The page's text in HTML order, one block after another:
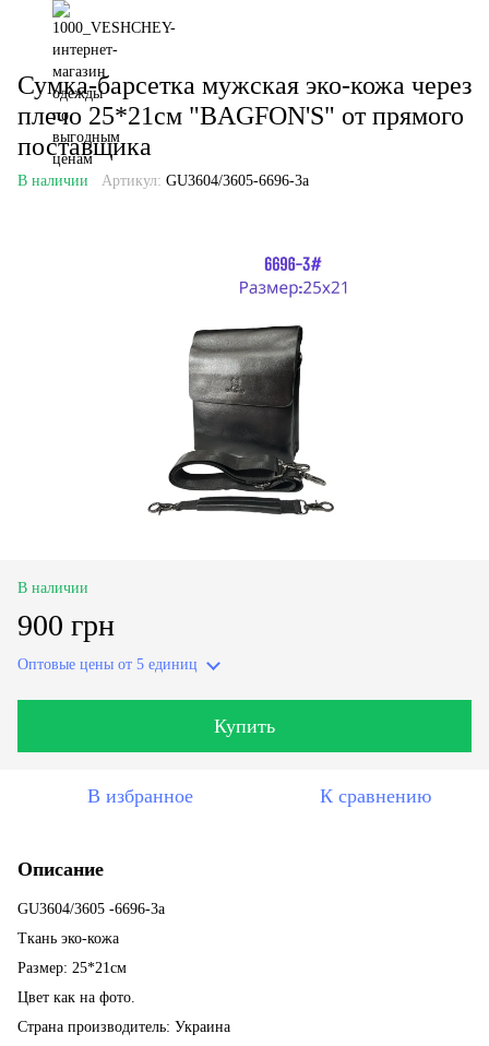
Сумка-барсетка мужская эко-кожа через
плечо 25*21см "BAGFON'S" от прямого
поставщика
В наличии Артикул: GU3604/3605-6696-3a
В наличии
900 грн
Оптовые цены от 5 единиц
Купить
В избранное К сравнению
Описание
GU3604/3605 -6696-3a
Ткань эко-кожа
Размер: 25*21см
Цвет как на фото.
Страна производитель: Украина